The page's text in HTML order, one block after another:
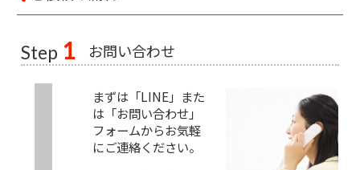
Step 1 お問い合わせ
まずは「LINE」また
は「お問い合わせ」
フォームからお気軽
にご連絡ください。